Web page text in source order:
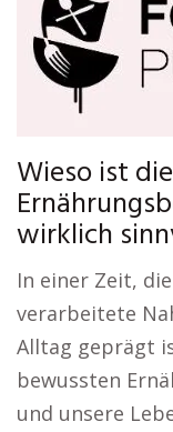
Wieso ist
wirklich
In einer Zeit,
verarbeitete
Alltag geprägt
bewussten
und unsere